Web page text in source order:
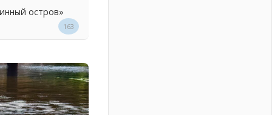
остров»
163